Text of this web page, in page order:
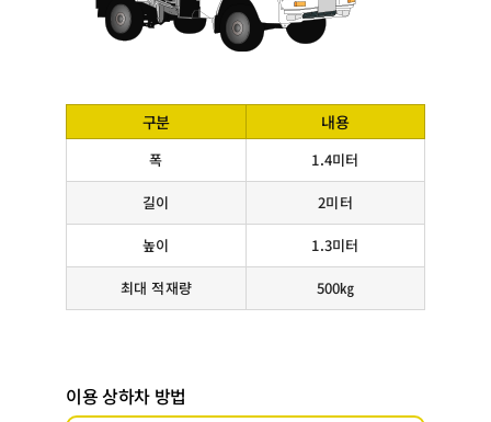
구분 내용
폭 1.4미터
길이 2미터
높이 1.3미터
최대 적재량 500㎏
이용 상하차 방법